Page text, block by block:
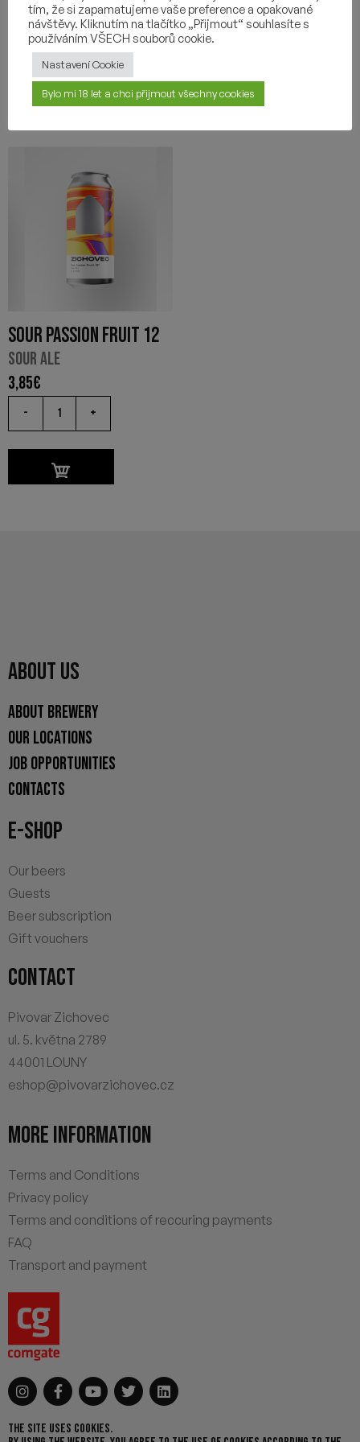
+
4,60€
-
SOUR PASSION FRUIT 12
SOUR ALE
3,85€
- +
ABOUT US
ABOUT BREWERY
OUR LOCATIONS
JOB OPPORTUNITIES
CONTACTS
E-SHOP
Our beers
Guests
Beer subscription
Gift vouchers
CONTACT
Pivovar Zichovec
ul. 5. května 2789
44001 LOUNY
eshop@pivovarzichovec.cz
MORE INFORMATION
Terms and Conditions
Privacy policy
Terms and conditions of reccuring payments
FAQ
Transport and payment
THE SITE USES COOKIES.
tím, že si zapamatujeme vaše preference a opakované
návštěvy. Kliknutím na tlačítko „Přijmout“ souhlasíte s
používáním VŠECH souborů cookie.
Nastavení Cookie
Bylo mi 18 let a chci přijmout všechny cookies